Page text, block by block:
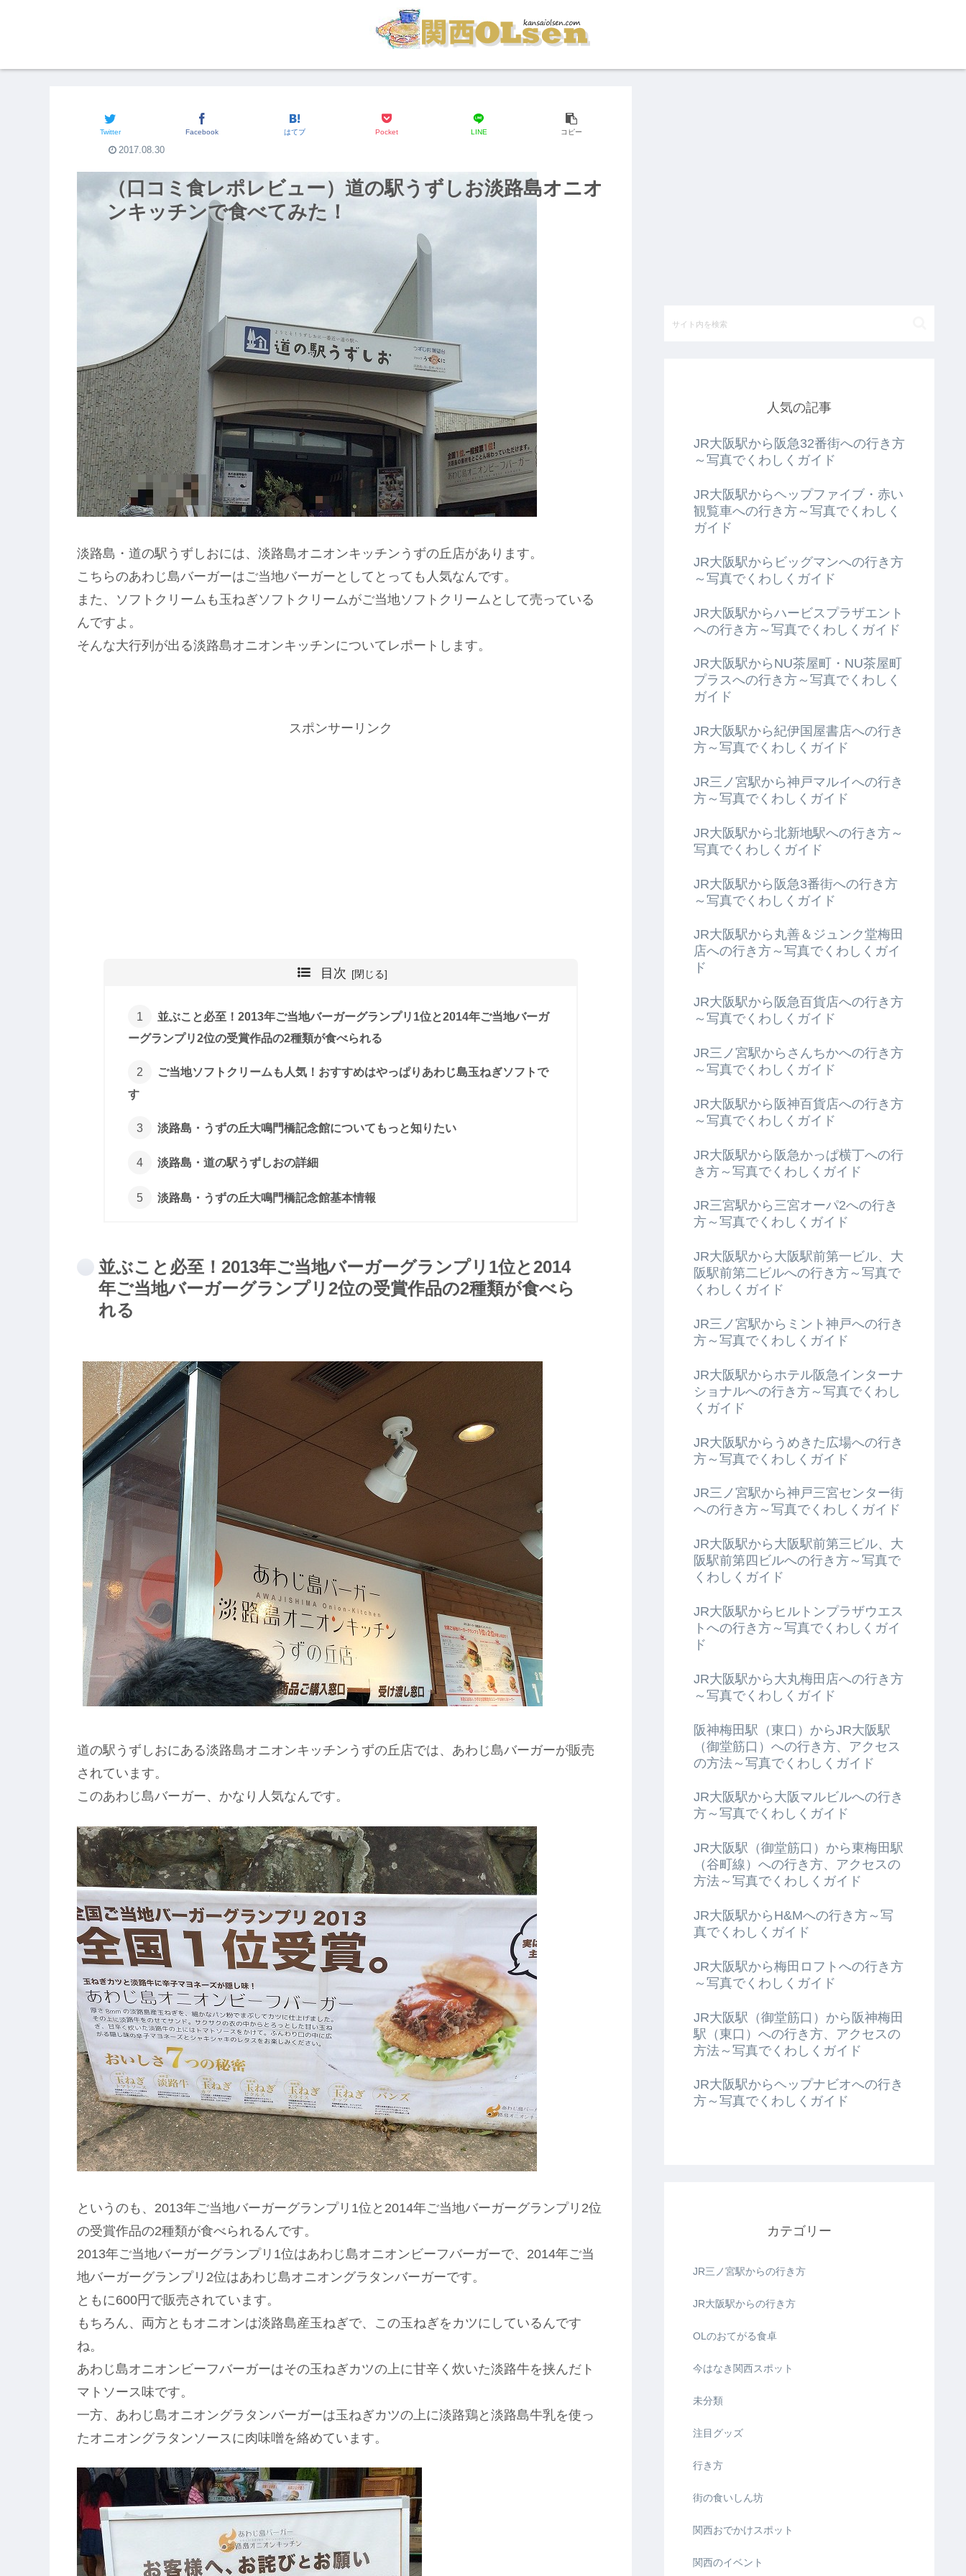
（口コミ食レポレビュー）道の駅うずしお淡路島オニオ
ンキッチンで食べてみた！
Twitter Facebook はてブ Pocket LINE コピー
2017.08.30
淡路島・道の駅うずしおには、淡路島オニオンキッチンうずの丘店があります。
こちらのあわじ島バーガーはご当地バーガーとしてとっても人気なんです。
また、ソフトクリームも玉ねぎソフトクリームがご当地ソフトクリームとして売っている
んですよ。
そんな大行列が出る淡路島オニオンキッチンについてレポートします。
スポンサーリンク
目次
並ぶこと必至！2013年ご当地バーガーグランプリ1位と2014年ご当地バーガ
ーグランプリ2位の受賞作品の2種類が食べられる
ご当地ソフトクリームも人気！おすすめはやっぱりあわじ島玉ねぎソフトで
す
淡路島・うずの丘大鳴門橋記念館についてもっと知りたい
淡路島・道の駅うずしおの詳細
淡路島・うずの丘大鳴門橋記念館基本情報
並ぶこと必至！2013年ご当地バーガーグランプリ1位と2014
年ご当地バーガーグランプリ2位の受賞作品の2種類が食べら
れる
道の駅うずしおにある淡路島オニオンキッチンうずの丘店では、あわじ島バーガーが販売
されています。
このあわじ島バーガー、かなり人気なんです。
というのも、2013年ご当地バーガーグランプリ1位と2014年ご当地バーガーグランプリ2位
の受賞作品の2種類が食べられるんです。
2013年ご当地バーガーグランプリ1位はあわじ島オニオンビーフバーガーで、2014年ご当
地バーガーグランプリ2位はあわじ島オニオングラタンバーガーです。
ともに600円で販売されています。
もちろん、両方ともオニオンは淡路島産玉ねぎで、この玉ねぎをカツにしているんです
ね。
あわじ島オニオンビーフバーガーはその玉ねぎカツの上に甘辛く炊いた淡路牛を挟んだト
マトソース味です。
一方、あわじ島オニオングラタンバーガーは玉ねぎカツの上に淡路鶏と淡路島牛乳を使っ
たオニオングラタンソースに肉味噌を絡めています。
人気の記事
JR大阪駅から阪急32番街への行き方
～写真でくわしくガイド
JR大阪駅からヘップファイブ・赤い
観覧車への行き方～写真でくわしく
ガイド
JR大阪駅からビッグマンへの行き方
～写真でくわしくガイド
JR大阪駅からハービスプラザエント
への行き方～写真でくわしくガイド
JR大阪駅からNU茶屋町・NU茶屋町
プラスへの行き方～写真でくわしく
ガイド
JR大阪駅から紀伊国屋書店への行き
方～写真でくわしくガイド
JR三ノ宮駅から神戸マルイへの行き
方～写真でくわしくガイド
JR大阪駅から北新地駅への行き方～
写真でくわしくガイド
JR大阪駅から阪急3番街への行き方
～写真でくわしくガイド
JR大阪駅から丸善＆ジュンク堂梅田
店への行き方～写真でくわしくガイ
ド
JR大阪駅から阪急百貨店への行き方
～写真でくわしくガイド
JR三ノ宮駅からさんちかへの行き方
～写真でくわしくガイド
JR大阪駅から阪神百貨店への行き方
～写真でくわしくガイド
JR大阪駅から阪急かっぱ横丁への行
き方～写真でくわしくガイド
JR三宮駅から三宮オーパ2への行き
方～写真でくわしくガイド
JR大阪駅から大阪駅前第一ビル、大
阪駅前第二ビルへの行き方～写真で
くわしくガイド
JR三ノ宮駅からミント神戸への行き
方～写真でくわしくガイド
JR大阪駅からホテル阪急インターナ
ショナルへの行き方～写真でくわし
くガイド
JR大阪駅からうめきた広場への行き
方～写真でくわしくガイド
JR三ノ宮駅から神戸三宮センター街
への行き方～写真でくわしくガイド
JR大阪駅から大阪駅前第三ビル、大
阪駅前第四ビルへの行き方～写真で
くわしくガイド
JR大阪駅からヒルトンプラザウエス
トへの行き方～写真でくわしくガイ
ド
JR大阪駅から大丸梅田店への行き方
～写真でくわしくガイド
阪神梅田駅（東口）からJR大阪駅
（御堂筋口）への行き方、アクセス
の方法～写真でくわしくガイド
JR大阪駅から大阪マルビルへの行き
方～写真でくわしくガイド
JR大阪駅（御堂筋口）から東梅田駅
（谷町線）への行き方、アクセスの
方法～写真でくわしくガイド
JR大阪駅からH&Mへの行き方～写
真でくわしくガイド
JR大阪駅から梅田ロフトへの行き方
～写真でくわしくガイド
JR大阪駅（御堂筋口）から阪神梅田
駅（東口）への行き方、アクセスの
方法～写真でくわしくガイド
JR大阪駅からヘップナビオへの行き
方～写真でくわしくガイド
カテゴリー
JR三ノ宮駅からの行き方
JR大阪駅からの行き方
OLのおてがる食卓
今はなき関西スポット
未分類
注目グッズ
行き方
街の食いしん坊
関西おでかけスポット
関西のイベント